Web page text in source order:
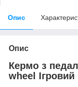
Опис
Опис
Кермо з
wheel